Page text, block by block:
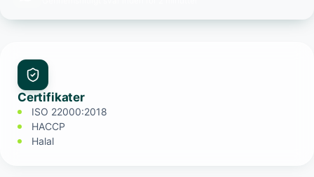
Certifikater
ISO 22000:2018
HACCP
Halal